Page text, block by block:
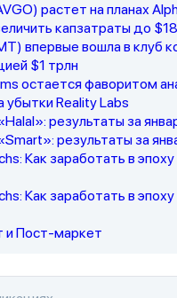
растет на планах
капзатраты до
впервые вошла в клуб
$1 трлн
остается фаворитом
убытки Reality Labs
результаты за
результаты за
Как заработать в
Как заработать в
и Пост-маркет
в ближайшее время